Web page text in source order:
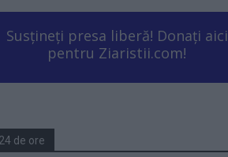
Susțineți presa liberă! Donați aici
pentru Ziaristii.com!
24 de ore